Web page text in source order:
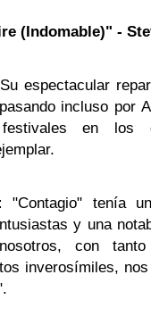
(Indomable)" -
Su espectacular
pasando incluso por
en los
"Contagio" tenía
y una
con
inverosímiles,